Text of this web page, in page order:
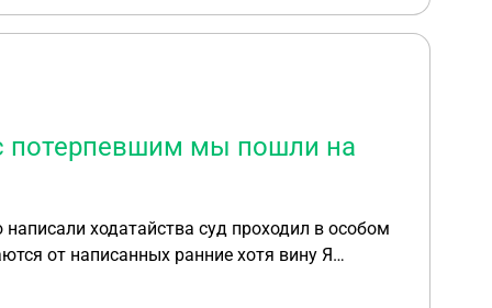
с потерпевшим мы пошли на
ходатайства суд проходил в особом
от написанных ранние хотя вину Я